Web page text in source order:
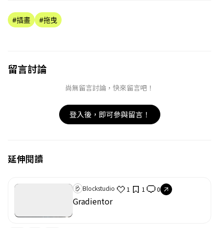
#插畫 #拖曳
留言討論
尚無留言討論，快來留言吧！
登入後，即可參與留言！
延伸閱讀
Blockstudio
Gradientor
1 1 0
目前沒有資料
取消 確定